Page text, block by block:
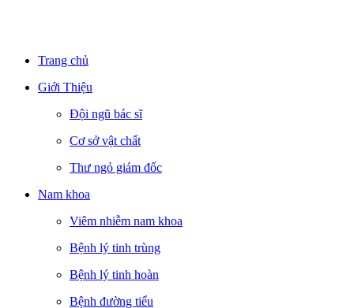
Trang chủ
Giới Thiệu
Đội ngũ bác sĩ
Cơ sở vật chất
Thư ngỏ giám đốc
Nam khoa
Viêm nhiễm nam khoa
Bệnh lý tinh trùng
Bệnh lý tinh hoàn
Bệnh đường tiểu